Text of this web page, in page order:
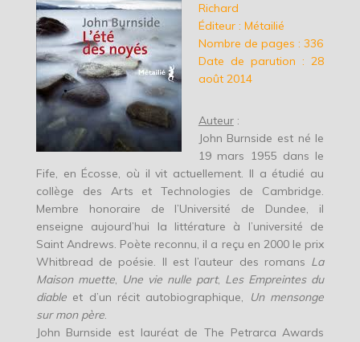
Richard
Éditeur : Métailié
Nombre de pages : 336
Date de parution : 28
août 2014
Auteur:
John Burnside est né le
19 mars 1955 dans le
Fife, en Écosse, où il vit actuellement. Il a étudié au
collège des Arts et Technologies de Cambridge.
Membre honoraire de l’Université de Dundee, il
enseigne aujourd’hui la littérature à l’université de
Saint Andrews. Poète reconnu, il a reçu en 2000 le prix
Whitbread de poésie. Il est l’auteur des romans La
Maison muette, Une vie nulle part, Les Empreintes du
diableet d’un récit autobiographique,
Un mensonge
sur mon père.
John Burnside est lauréat de The Petrarca Awards